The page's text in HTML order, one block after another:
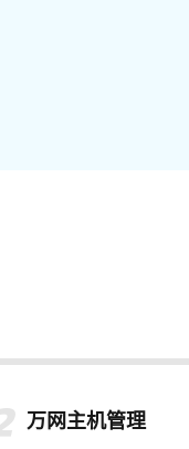
万网主机管理